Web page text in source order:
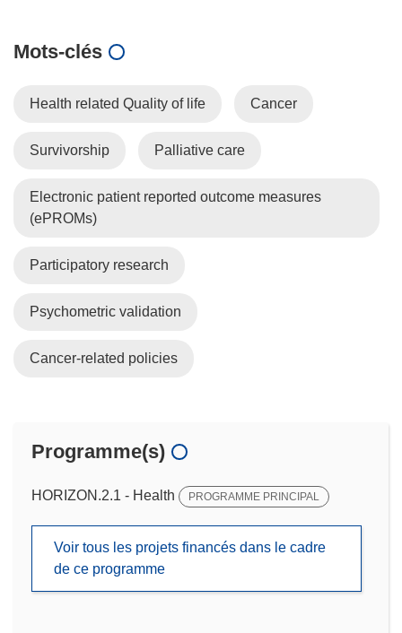
Mots‑clés
Health related Quality of life Cancer
Survivorship Palliative care
Electronic patient reported outcome measures
(ePROMs)
Participatory research
Psychometric validation
Cancer-related policies
Programme(s)
HORIZON.2.1 - Health PROGRAMME PRINCIPAL
Voir tous les projets financés dans le cadre
de ce programme